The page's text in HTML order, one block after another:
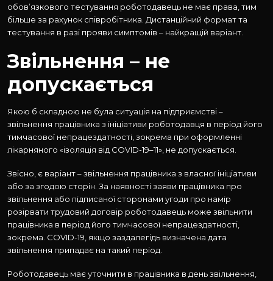
обов’язкового тестування роботодавець не має права, тим
більше за рахунок співробітника. Дистанційний формат та
тестування в разі прояви симптомів – найкращій варіант.
Звільнення – не
допускається
Якою б складною не була ситуація на підприємстві –
звільнення працівника з ініціативи роботодавця в період його
тимчасової непрацездатності, зокрема при оформленні
лікарняного «ізоляція від COVID-19–11», не допускається.
Звісно, є варіант – звільнення працівника з власної ініціативи
або за згодою сторін. За наявності заяви працівника про
звільнення або підписаної сторонами угоди про намір
розірвати трудовий договір роботодавець може звільнити
працівника в період його тимчасової непрацездатності,
зокрема. COVID-19, якщо заздалегідь визначена дата
звільнення припадає на такий період.
Роботодавець має уточнити в працівника в день звільнення,